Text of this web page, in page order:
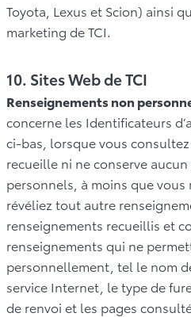
Toyota, Lexus et Scion) ainsi
marketing de TCI.
10. Sites Web de TCI
Renseignements non
concerne les Identificateurs
ci-bas, lorsque vous consultez
recueille ni ne conserve
personnels, à moins que
révéliez tout autre
renseignements recueillis et
renseignements qui ne
personnellement, tel le nom
service Internet, le type de
de renvoi et les pages